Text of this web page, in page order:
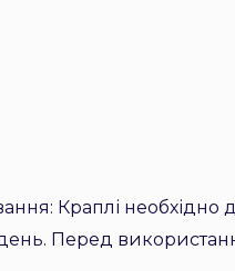
Краплі необхідно
Перед